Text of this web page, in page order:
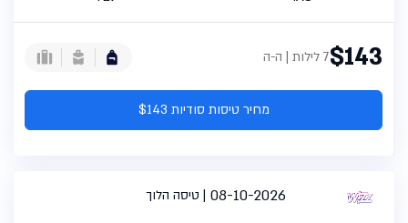
$1437 לילות | ה-ה
מחיר טיסות סודיות $143
טיסה הלוך
08-10-2026